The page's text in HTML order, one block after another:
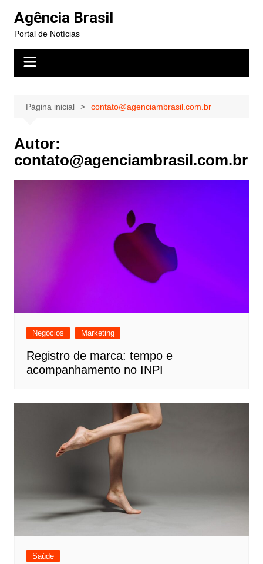
para
conteúdo
Agência Brasil
Portal de Notícias
Página inicial contato@agenciambrasil.com.br
Autor:
contato@agenciambrasil.com.br
Negócios Marketing
Registro de marca: tempo e
acompanhamento no INPI
Saúde